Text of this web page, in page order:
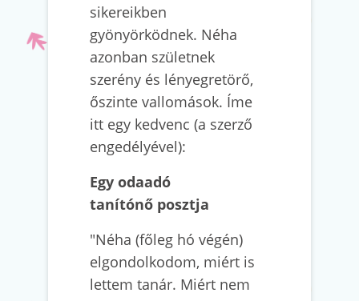
sikereikben
gyönyörködnek. Néha
azonban születnek
szerény és lényegretörő,
őszinte vallomások. Íme
itt egy kedvenc (a szerző
engedélyével):
Egy odaadó
tanítónő posztja
"Néha (főleg hó végén)
elgondolkodom, miért is
lettem tanár. Miért nem